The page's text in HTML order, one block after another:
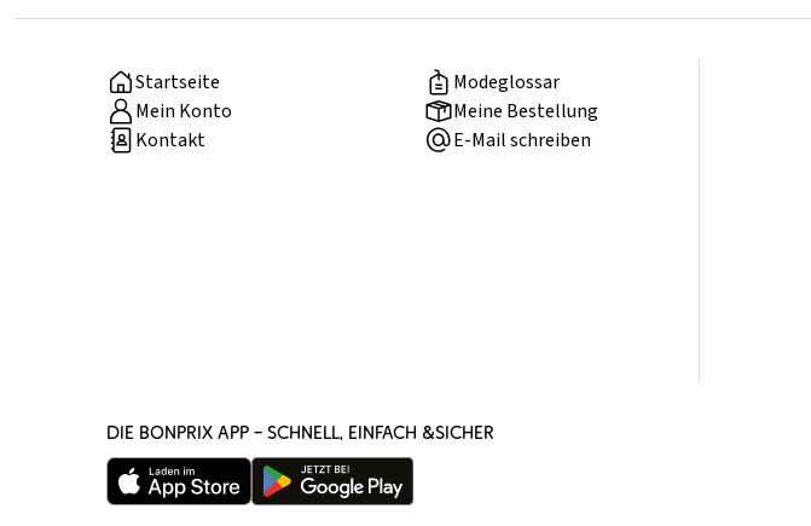
Startseite
Modeglossar
Mein Konto
Meine Bestellung
Kontakt
E-Mail schreiben
DIE BONPRIX APP – SCHNELL, EINFACH &SICHER